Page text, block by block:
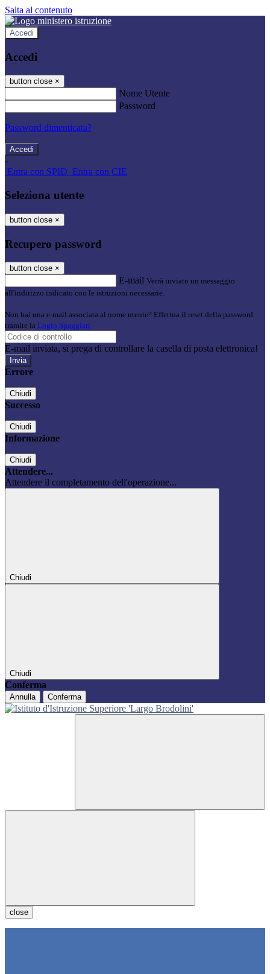
Salta al contenuto
Accedi
Accedi
button close ×
Nome Utente
Password
Password dimenticata?
-
Entra con SPID Entra con CIE
Seleziona utente
button close ×
Recupero password
button close ×
E-mail Verrà inviato un messaggio
all'indirizzo indicato con le istruzioni necessarie.
Non hai una e-mail associata al nome utente? Effettua il reset della password
tramite la Login Spaggiari
E-mail inviata, si prega di controllare la casella di posta elettronica!
Errore
Chiudi
Successo
Chiudi
Informazione
Chiudi
Attendere...
Attendere il completamento dell'operazione...
Chiudi
Chiudi
Conferma
Annulla Conferma
close